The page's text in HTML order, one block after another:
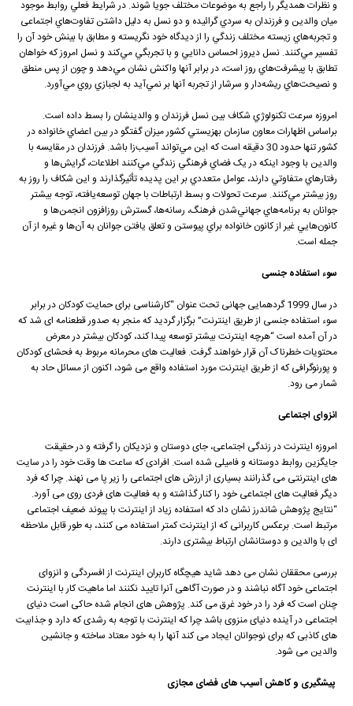
و نظرات همديگر را راجع به موضوعات مختلف جويا شوند. در شرايط فعلي روابط موجود
ميان والدين و فرزندان به سردي گرائيده و دو نسل به دليل داشتن تفاوت‌هاي اجتماعی
و تجربه‌هاي زيسته مختلف زندگي را از ديدگاه خود نگريسته و مطابق با بينش خود آن را
تفسير مي‌کنند. نسل ديروز احساس دانايي و با تجربگي مي‌کند و نسل امروز که خواهان
تطابق با پيشرفت‌هاي روز است، در برابر آنها واکنش نشان مي‌دهد و چون از پس منطق
و نصيحت‌هاي ريشه‌دار و سرشار از تجربه آنها بر نمي‌آيد به لجبازي روي مي‌‌آورد.
امروزه سرعت تکنولوژي شکاف بين نسل فرزندان و والدينشان را بسط داده است.
براساس اظهارات معاون سازمان بهزيستي کشور ميزان گفتگو در بين اعضاي خانواده در
کشور تنها حدود 30 دقيقه است که اين مي‌تواند آسيب‌زا باشد. فرزندان در مقايسه با
والدين با وجود اينکه در يک فضاي فرهنگي زندگي مي‌کنند اطلاعات، گرايش‌ها و
رفتارهاي متفاوتي دارند، عوامل متعددي بر اين پديده تأثيرگذارند و اين شکاف را روز به
روز بيشتر مي‌کنند. سرعت تحولات و بسط ارتباطات با جهان توسعه‌يافته، توجه بيشتر
جوانان به برنامه‌هاي جهاني‌شدن فرهنگ، رسانه‌ها، گسترش روزافزون انجمن‌ها و
کانون‌هايي غير از کانون خانواده براي پيوستن و تعلق يافتن جوانان به آن‌ها و غيره از آن
جمله است.
سوء استفاده جنسی
در سال 1999 گردهمایی جهانی تحت عنوان “کارشناسی برای حمایت کودکان در برابر
سوء استفاده جنسی از طریق اینترنت” برگزار گردید که منجر به صدور قطعنامه ای شد که
در آن آمده است “هرچه اینترنت بیشتر توسعه پیدا کند، کودکان بیشتر در معرض
محتویات خطرناک آن قرار خواهند گرفت. فعالیت های محرمانه مربوط به فحشای کودکان
و پورنوگرافی که از طریق اینترنت مورد استفاده واقع می شود، اکنون از مسائل حاد به
شمار می رود.
انزوای اجتماعی
امروزه اینترنت در زندگی اجتماعی، جای دوستان و نزدیکان را گرفته و در حقیقت
جایگزین روابط دوستانه و فامیلی شده است. افرادی که ساعت ها وقت خود را در سایت
های اینترنتی می گذرانند بسیاری از ارزش های اجتماعی را زیر پا می نهند. چرا که فرد
دیگر فعالیت های اجتماعی خود را کنار گذاشته و به فعالیت های فردی روی می آورد.
“نتایج پژوهش شاندرز نشان داد که استفاده زیاد از اینترنت با پیوند ضعیف اجتماعی
مرتبط است. برعکس کاربرانی که از اینترنت کمتر استفاده می کنند، به طور قابل ملاحظه
ای با والدین و دوستانشان ارتباط بیشتری دارند.
بررسی محققان نشان می دهد شاید هیچگاه کاربران اینترنت از افسردگی و انزوای
اجتماعی خود آگاه نباشند و در صورت آگاهی آنرا تایید نکنند اما ماهیت کار با اینترنت
چنان است که فرد را در خود غرق می کند. پژوهش های انجام شده حاکی است دنیای
اجتماعی در آینده دنیای منزوی باشد چرا که اینترنت با توجه به رشدی که دارد و جذابیت
های کاذبی که برای نوجوانان ایجاد می کند آنها را به خود معتاد ساخته و جانشین
والدین می شود.
پيشگيری و كاهش آسيب های فضای مجازی